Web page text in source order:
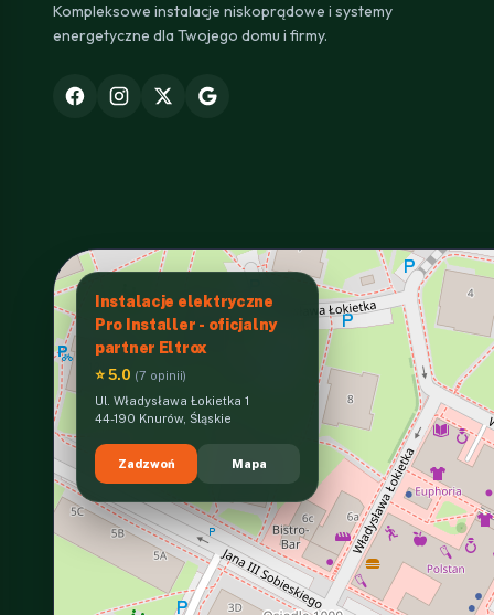
Kompleksowe instalacje niskoprądowe i systemy
energetyczne dla Twojego domu i firmy.
Instalacje elektryczne
Pro Installer - oficjalny
partner Eltrox
⭐ 5.0 (7 opinii)
Ul. Władysława Łokietka 1
44-190 Knurów, Śląskie
Zadzwoń Mapa